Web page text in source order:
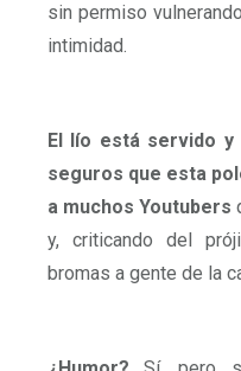
sin permiso
intimidad.
El lío está servido y
seguros que esta
a muchos Youtubers
y, criticando del
bromas a gente de la